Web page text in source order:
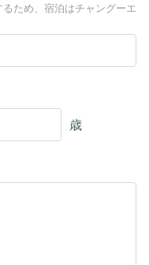
ため、宿泊はチャングーエ
歳